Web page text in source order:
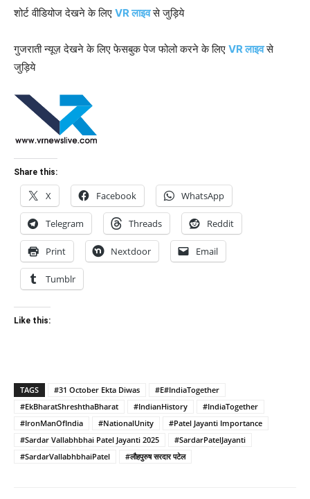
शोर्ट वीडियोज देखने के लिए VR लाइवसे जुड़िये
गुजराती न्यूज़ देखने के लिए फेसबुक पेज फोलो करने के लिए VR लाइवसे
जुड़िये
Share this:
X Facebook WhatsApp
Telegram Threads Reddit
Print Nextdoor Email
Tumblr
Like this:
TAGS #31 October Ekta Diwas
#E#IndiaTogether
#EkBharatShreshthaBharat
#IndianHistory
#IndiaTogether
#IronManOfIndia
#NationalUnity
#Patel Jayanti Importance
#Sardar Vallabhbhai Patel Jayanti 2025
#SardarPatelJayanti
#SardarVallabhbhaiPatel
#लौहपुरुष सरदार पटेल